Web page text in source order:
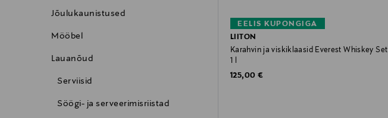
Jõulukaunistused
Mööbel
Lauanõud
Serviisid
Söögi- ja serveerimisriistad
EELIS KUPONGIGA
LIITON
Karahvin ja viskiklaasid Everest Whiskey Set
1 l
Original Price
125,00 €